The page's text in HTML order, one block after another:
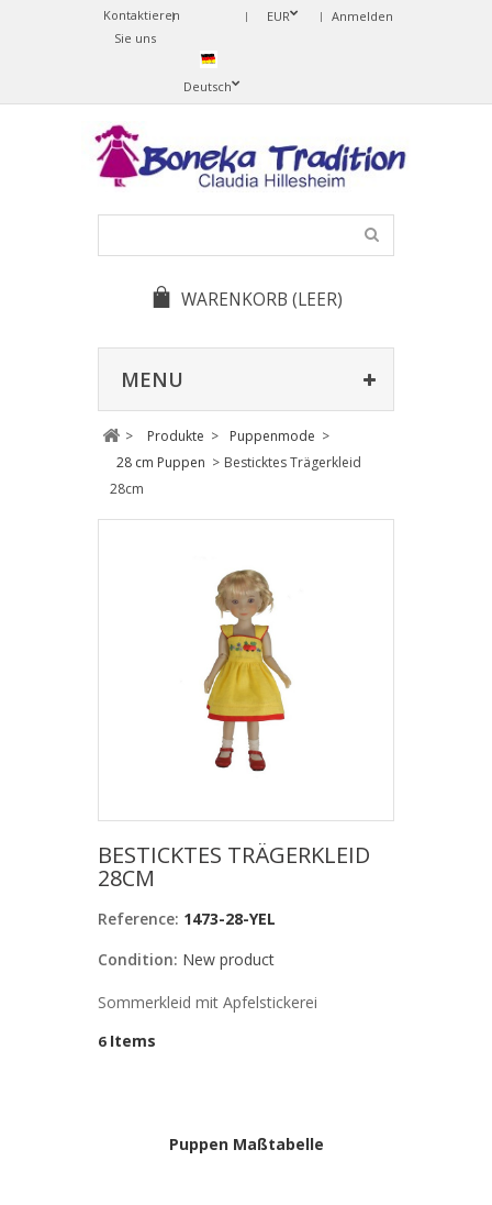
Anmelden
EUR
Deutsch
Kontaktieren
Sie uns
WARENKORB (LEER)
MENU
> Produkte > Puppenmode >
28 cm Puppen > Besticktes Trägerkleid
28cm
BESTICKTES TRÄGERKLEID
28CM
Reference: 1473-28-YEL
Condition: New product
Sommerkleid mit Apfelstickerei
6 Items
Puppen Maßtabelle